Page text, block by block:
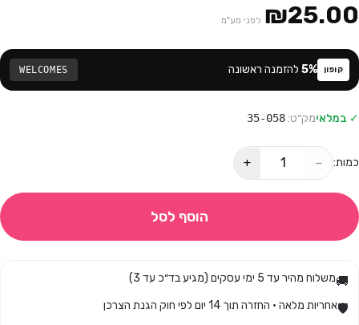
₪25.00 לפני מע"מ
קופון 5% להזמנה ראשונה WELCOMES
✓ במלאימק״ט:35-058
כמות: −
+
הוסף לסל
🚚משלוח מהיר עד 5 ימי עסקים (מגיע בד״כ עד 3)
🛡️אחריות מלאה · החזרה תוך 14 יום לפי חוק הגנת הצרכן